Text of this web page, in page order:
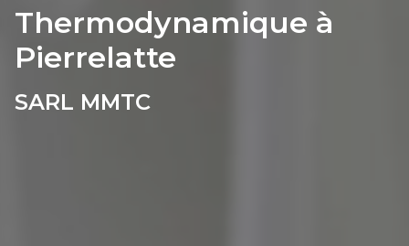
Thermodynamique à
Pierrelatte
SARL MMTC